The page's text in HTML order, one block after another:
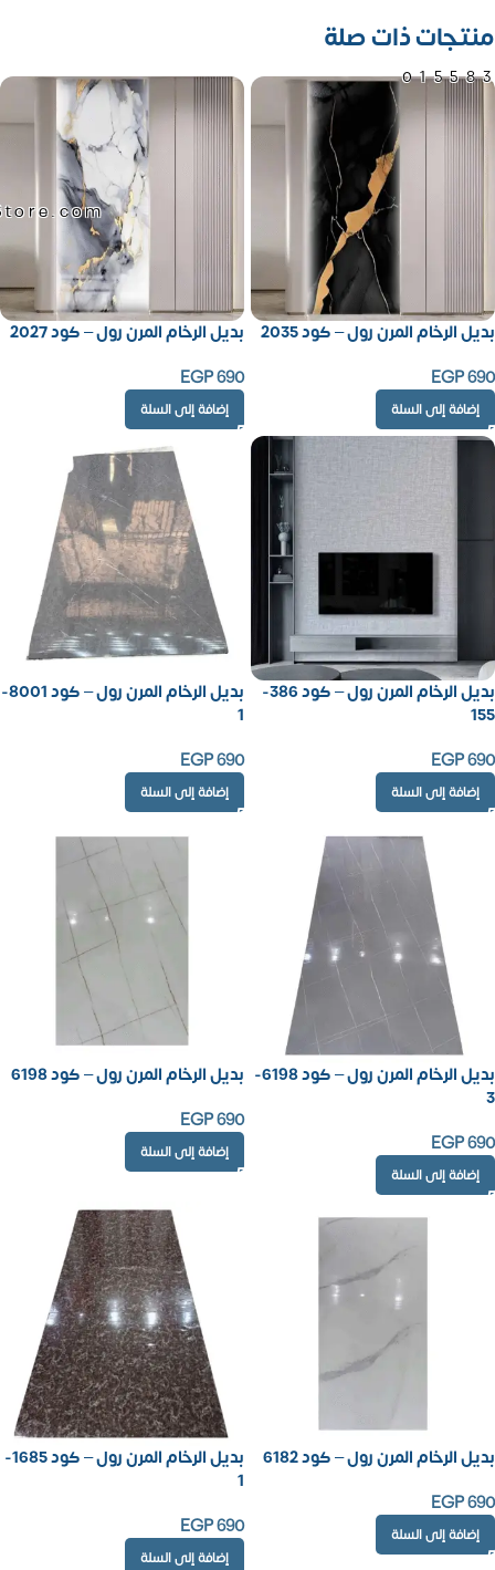
منتجات ذات صلة
بديل الرخام المرن رول – كود 2035
EGP690
إضافة إلى السلة
بديل الرخام المرن رول – كود 2027
EGP690
إضافة إلى السلة
بديل الرخام المرن رول – كود 386-
155
EGP690
إضافة إلى السلة
بديل الرخام المرن رول – كود 8001-
1
EGP690
إضافة إلى السلة
بديل الرخام المرن رول – كود 6198-
3
EGP690
إضافة إلى السلة
بديل الرخام المرن رول – كود 6198
EGP690
إضافة إلى السلة
بديل الرخام المرن رول – كود 6182
EGP690
إضافة إلى السلة
بديل الرخام المرن رول – كود 1685-
1
EGP690
إضافة إلى السلة